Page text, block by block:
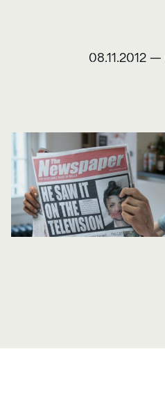
08.11.2012 —